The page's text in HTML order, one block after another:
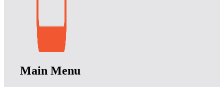
Main Menu